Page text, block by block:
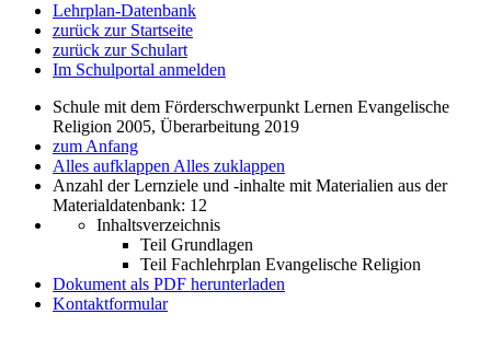
Lehrplan-Datenbank
zurück zur Startseite
zurück zur Schulart
Im Schulportal anmelden
Schule mit dem Förderschwerpunkt Lernen Evangelische
Religion 2005, Überarbeitung 2019
zum Anfang
Alles aufklappen Alles zuklappen
Anzahl der Lernziele und -inhalte mit Materialien aus der
Materialdatenbank: 12
Inhaltsverzeichnis
Teil Grundlagen
Teil Fachlehrplan Evangelische Religion
Dokument als PDF herunterladen
Kontaktformular